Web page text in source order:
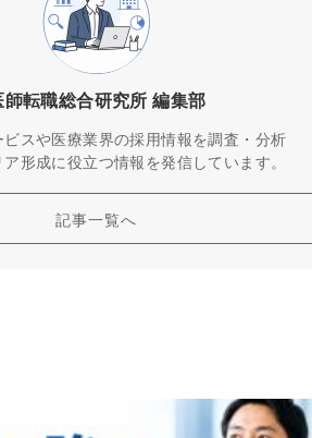
師転職総合研究所 編集部
スや医療業界の採用情報を調査・分析
形成に役立つ情報を発信しています。
記事一覧へ